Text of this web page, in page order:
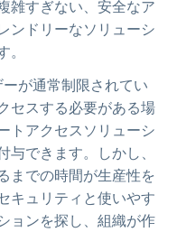
雑すぎない、安全なア
ンドリーなソリューシ
が通常制限されてい
セスする必要がある場
トアクセスソリューシ
できます。しかし、
までの時間が生産性を
キュリティと使いやす
ョンを探し、組織が作